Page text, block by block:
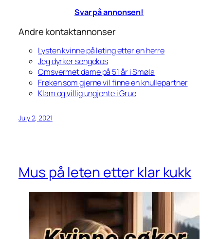
Svar på annonsen!
Andre kontaktannonser
Lysten kvinne på leting etter en herre
Jeg dyrker sengekos
Omsvermet dame på 51 år i Smøla
Frøken som gjerne vil finne en knullepartner
Klam og villig ungjente i Grue
July 2, 2021
Mus på leten etter klar kukk